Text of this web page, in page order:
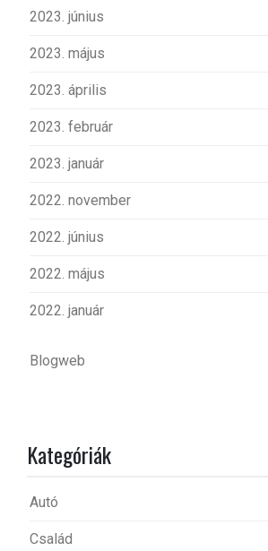
2023. június
2023. május
2023. április
2023. február
2023. január
2022. november
2022. június
2022. május
2022. január
Blogweb
Kategóriák
Autó
Család